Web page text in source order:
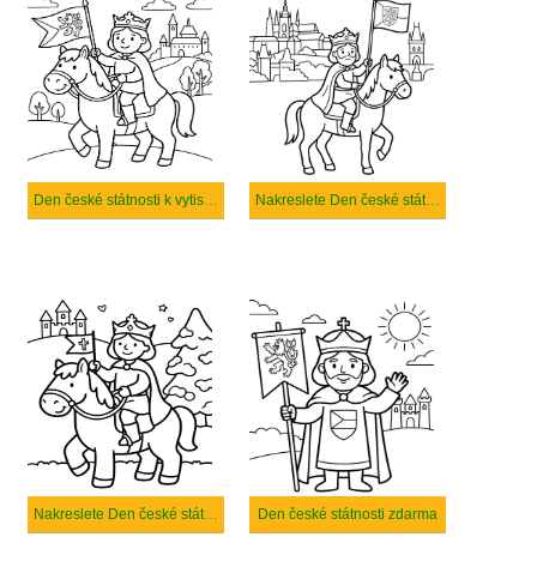
Den české státnosti k vytisknutí zdarma Nakreslete Den české státnosti k vytisknutí
Nakreslete Den české státnosti snadný tisknutelné Den české státnosti zdarma